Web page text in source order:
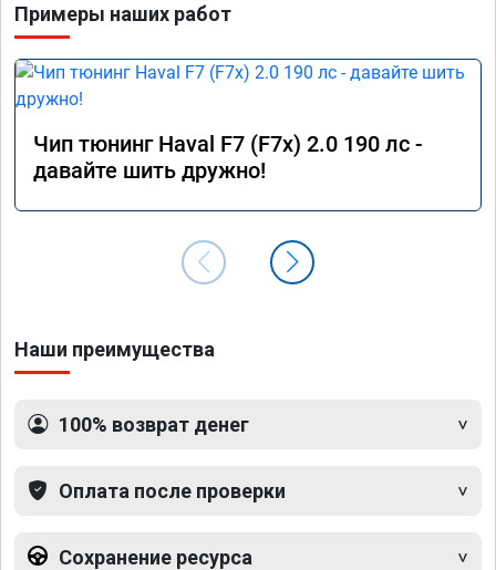
Расход топлива немного снизился при
спокойной езде, но при активной — вырас, так
как двигатель лучше «крутится».
Работа была выполнена быстро и
17.01.26. Огромное спасибо команде за
профессионализм!
Примеры наших работ
Чип тюнинг Haval F7 (F7x) 2.0 190 лс -
давайте шить дружно!
Наши преимущества
100% возврат денег
Оплата после проверки
Сохранение ресурса